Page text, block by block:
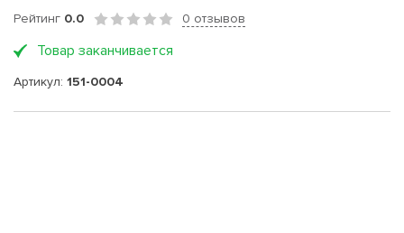
Рейтинг 0.0 0 отзывов
Товар заканчивается
Артикул: 151-0004